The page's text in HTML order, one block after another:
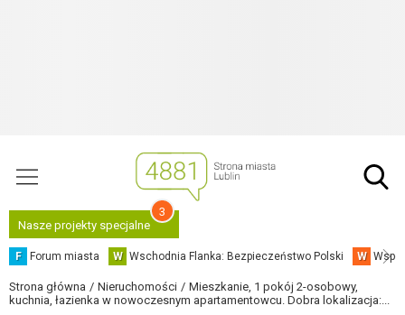
Nasze projekty specjalne
3
F Forum miasta W Wschodnia Flanka: Bezpieczeństwo Polski W
Strona główna Nieruchomości
Mieszkanie, 1 pokój 2-osobowy,
kuchnia, łazienka w nowoczesnym apartamentowcu. Dobra lokalizacja:...